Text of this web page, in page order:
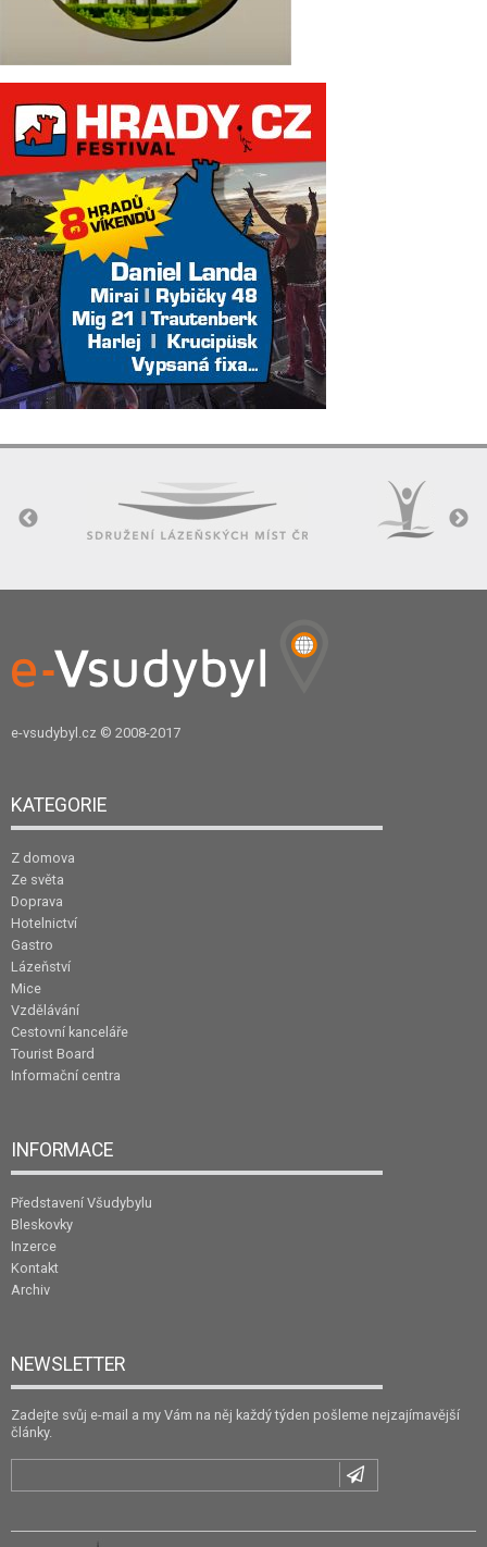
e-vsudybyl.cz © 2008-2017
KATEGORIE
Z domova
Ze světa
Doprava
Hotelnictví
Gastro
Lázeňství
Mice
Vzdělávání
Cestovní kanceláře
Tourist Board
Informační centra
INFORMACE
Představení Všudybylu
Bleskovky
Inzerce
Kontakt
Archiv
NEWSLETTER
Zadejte svůj e-mail a my Vám na něj každý týden pošleme nejzajímavější
články.